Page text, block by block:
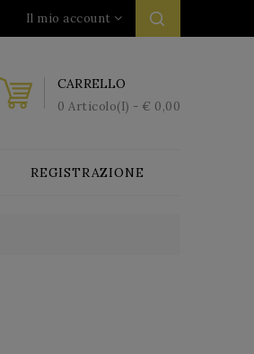
Il mio account
CARRELLO
0 Articolo(i) - € 0,00
REGISTRAZIONE